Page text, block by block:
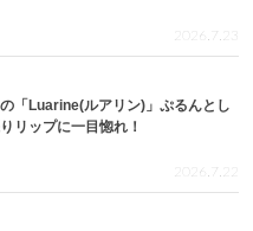
2026.7.23
「Luarine(ルアリン)」ぷるんとし
リップに一目惚れ！
2026.7.22